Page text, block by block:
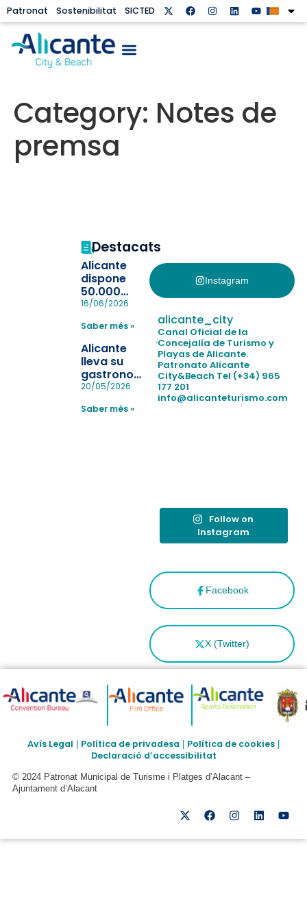
Patronat Sostenibilitat SICTED
Category: Notes de
premsa
Destacats
Alicante
dispone
50.000
pulseras
la
pérdida de niños
en las
playas y
realiza con
éxito un
simulacro de socorrismo
16/06/2026
Saber més »
Alicante
lleva su
gastronomía
a Madrid
reforzar el
20/05/2026
Saber més »
Instagram
Facebook
X (Twitter)
alicante_city
Canal Oficial de la
Concejalía de Turismo y
Playas de Alicante.
Patronato Alicante
City&Beach Tel (+34) 965
177 201
info@alicanteturismo.com
Follow on
Instagram
Avís Legal Política de privadesa Política de cookies
Declaració d’accessibilitat
© 2024 Patronat Municipal de Turisme i Platges d’Alacant –
Ajuntament d’Alacant